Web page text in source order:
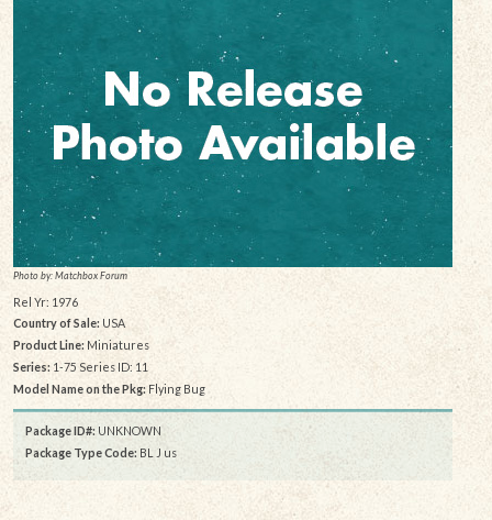
Photo by: Matchbox Forum
Rel Yr: 1976
Country of Sale: USA
Product Line:Miniatures
Series:1-75 Series ID: 11
Model Name on the Pkg:Flying Bug
Package ID#: UNKNOWN
Package Type Code: BL J us